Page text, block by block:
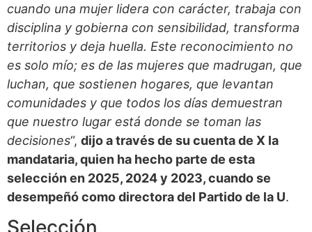
cuando una mujer lidera con carácter, trabaja con
disciplina y gobierna con sensibilidad, transforma
territorios y deja huella. Este reconocimiento no
es solo mío; es de las mujeres que madrugan, que
luchan, que sostienen hogares, que levantan
comunidades y que todos los días demuestran
que nuestro lugar está donde se toman las
decisiones“, dijo a través de su cuenta de X la
mandataria, quien ha hecho parte de esta
selección en 2025, 2024 y 2023, cuando se
desempeñó como directora del Partido de la U.
Selección